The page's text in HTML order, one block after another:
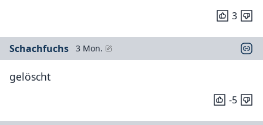
3
Schachfuchs 3 Mon.
gelöscht
-5